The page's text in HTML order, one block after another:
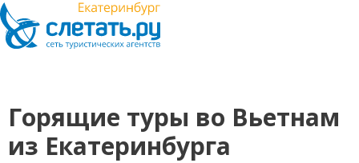
Горящие туры во Вьетнам
из Екатеринбурга